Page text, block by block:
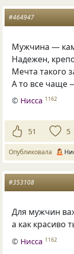
#464947
Мужчина —
Надежен,
Мечта такого
А то все чаще
© Нисса 1162
51 5
Опубликовала
#353108
Для мужчин
а как красиво
© Нисса 1162